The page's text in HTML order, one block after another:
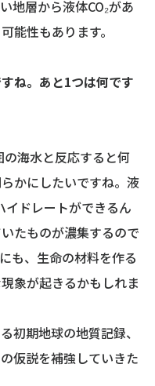
地層から液体CO₂があ
能性もあります。
すね。あと1つは何です
の海水と反応すると何
かにしたいですね。液
イドレートができるん
たものが濃集するので
も、生命の材料を作る
象が起きるかもしれま
初期地球の地質記録、
仮説を補強していきた